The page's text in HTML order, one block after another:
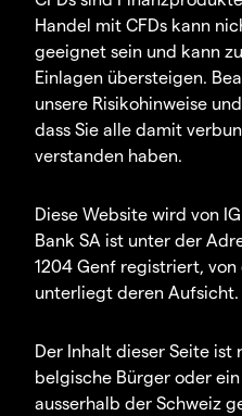
Handel mit CFDs kann
geeignet sein und kann
Einlagen übersteigen.
unsere Risikohinweise
dass Sie alle damit
verstanden haben.
Diese Website wird von
Bank SA ist unter der
1204 Genf registriert, von
unterliegt deren Aufsicht.
Der Inhalt dieser Seite ist
belgische Bürger oder
ausserhalb der Schweiz